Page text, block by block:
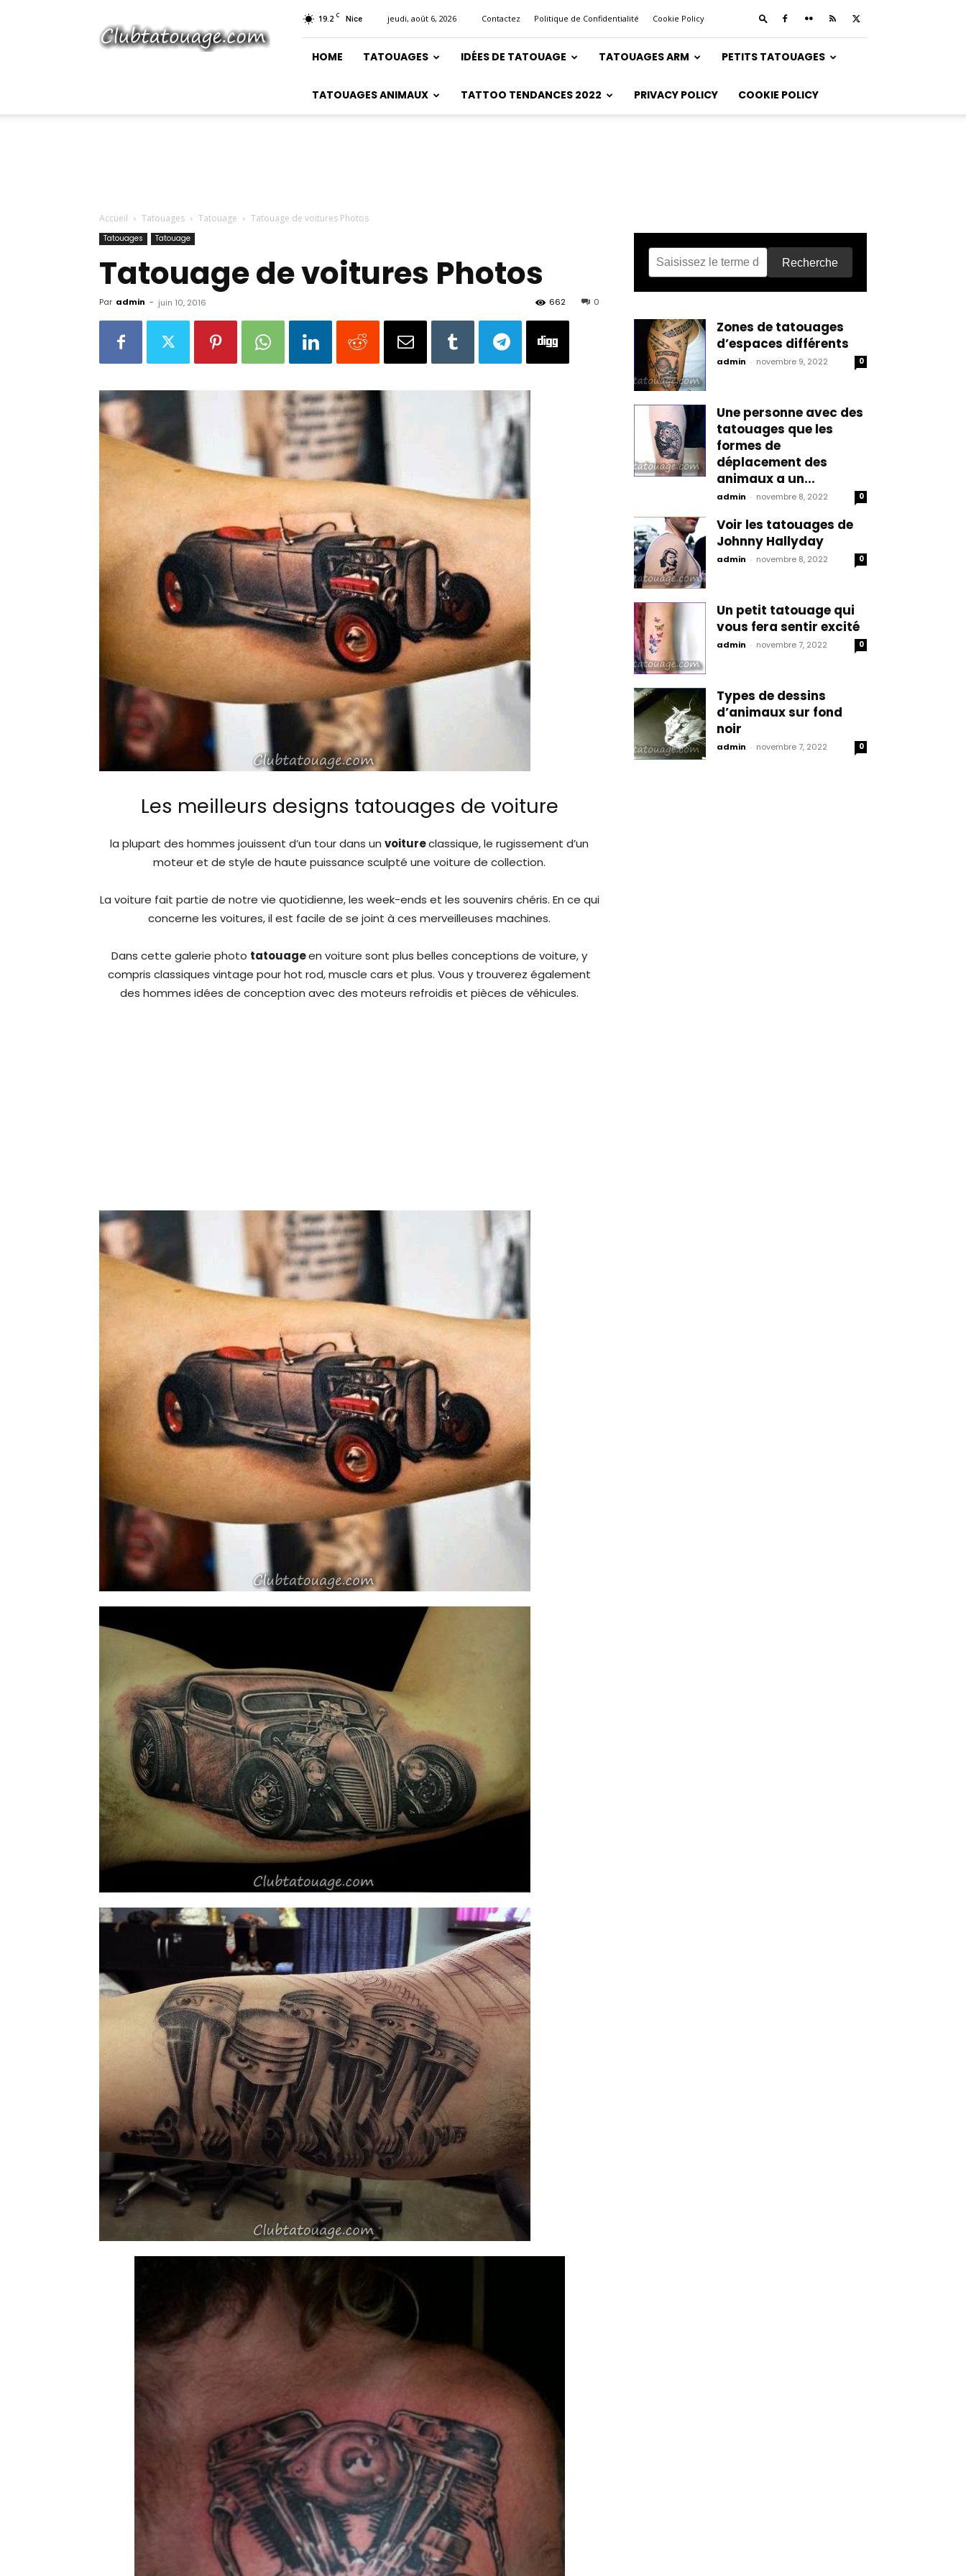
Tatouage
19.2 C Nice jeudi, août 6, 2026 Contactez Politique de Confidentialité Cookie Policy
HOME TATOUAGES IDÉES DE TATOUAGE TATOUAGES ARM PETITS TATOUAGES
TATOUAGES ANIMAUX TATTOO TENDANCES 2022 PRIVACY POLICY COOKIE POLICY
Accueil Tatouages Tatouage Tatouage de voitures Photos
Tatouages Tatouage
Tatouage de voitures Photos
Par admin - juin 10, 2016 0
662
Les meilleurs designs tatouages de voiture
la plupart des hommes jouissent d’un tour dans un voitureclassique, le rugissement d’un
moteur et de style de haute puissance sculpté une voiture de collection.
La voiture fait partie de notre vie quotidienne, les week-ends et les souvenirs chéris. En ce qui
concerne les voitures, il est facile de se joint à ces merveilleuses machines.
Dans cette galerie photo tatouageen voiture sont plus belles conceptions de voiture, y
compris classiques vintage pour hot rod, muscle cars et plus. Vous y trouverez également
des hommes idées de conception avec des moteurs refroidis et pièces de véhicules.
Recherche
Zones de tatouages
d’espaces différents
admin - novembre 9, 2022 0
Une personne avec des
tatouages que les
formes de
déplacement des
animaux a un...
admin - novembre 8, 2022 0
Voir les tatouages de
Johnny Hallyday
admin - novembre 8, 2022 0
Un petit tatouage qui
vous fera sentir excité
admin - novembre 7, 2022 0
Types de dessins
d’animaux sur fond
noir
admin - novembre 7, 2022 0